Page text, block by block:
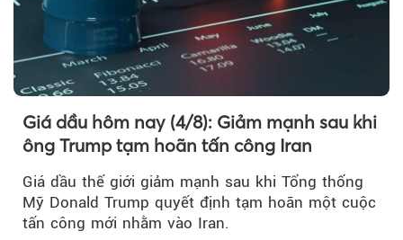
Giá dầu hôm nay (4/8): Giảm mạnh sau khi
ông Trump tạm hoãn tấn công Iran
Giá dầu thế giới giảm mạnh sau khi Tổng thống
Mỹ Donald Trump quyết định tạm hoãn một cuộc
tấn công mới nhằm vào Iran.